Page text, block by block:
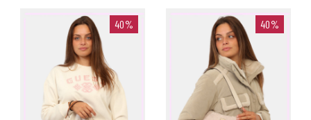
40% 40%